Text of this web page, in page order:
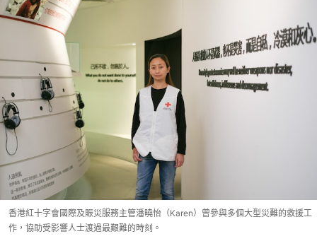
香港紅十字會國際及賑災服務主管潘曉怡（Karen）曾參與多個大型災難的救援工
作，協助受影響人士渡過最艱難的時刻。